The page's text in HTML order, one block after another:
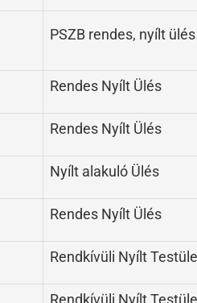
PSZB rendes, nyílt ülés
Rendes Nyílt Ülés
Rendes Nyílt Ülés
Nyílt alakuló Ülés
Rendes Nyílt Ülés
Rendkívüli Nyílt